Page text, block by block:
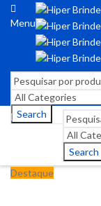
Menu
Search
Search
Destaque